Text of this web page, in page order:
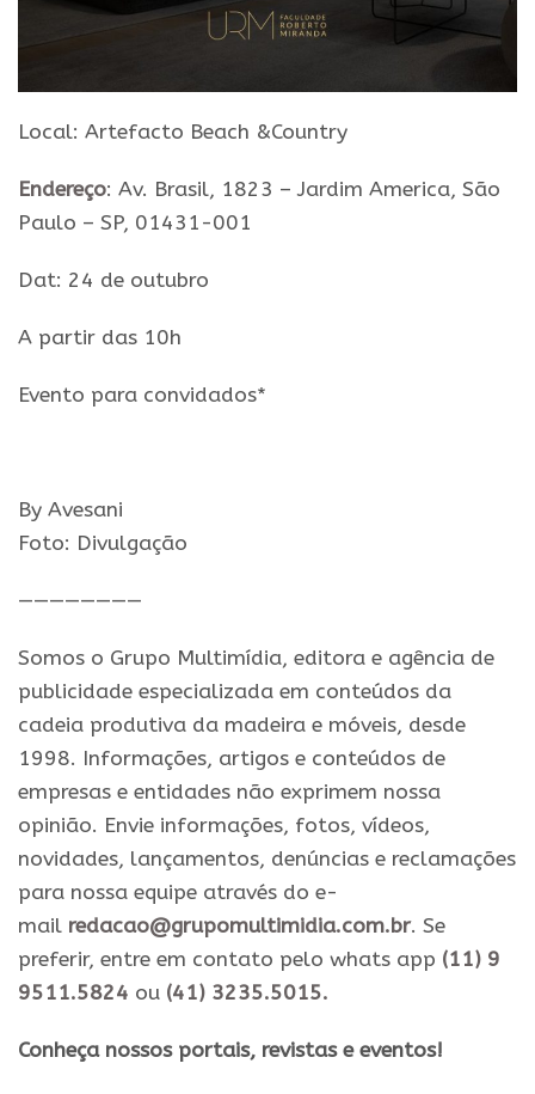
Local: Artefacto Beach &Country
Endereço: Av. Brasil, 1823 – Jardim America, São
Paulo – SP, 01431-001
Dat: 24 de outubro
A partir das 10h
Evento para convidados*
By Avesani
Foto: Divulgação
————————
Somos o Grupo Multimídia, editora e agência de
publicidade especializada em conteúdos da
cadeia produtiva da madeira e móveis, desde
1998. Informações, artigos e conteúdos de
empresas e entidades não exprimem nossa
opinião. Envie informações, fotos, vídeos,
novidades, lançamentos, denúncias e reclamações
para nossa equipe através do e-
mail redacao@grupomultimidia.com.br. Se
preferir, entre em contato pelo whats app (11) 9
9511.5824 ou (41) 3235.5015.
​Conheça nossos ​portais, revistas e eventos​!